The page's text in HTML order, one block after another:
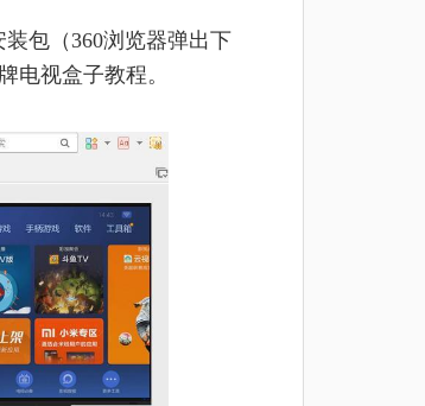
装包（360浏览器弹出下
电视盒子教程。